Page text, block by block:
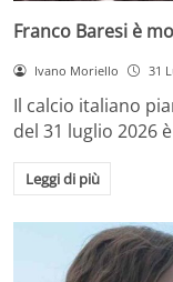
Franco Baresi è
Ivano Moriello 31
Il calcio italiano
del 31 luglio 2026
Leggi di più